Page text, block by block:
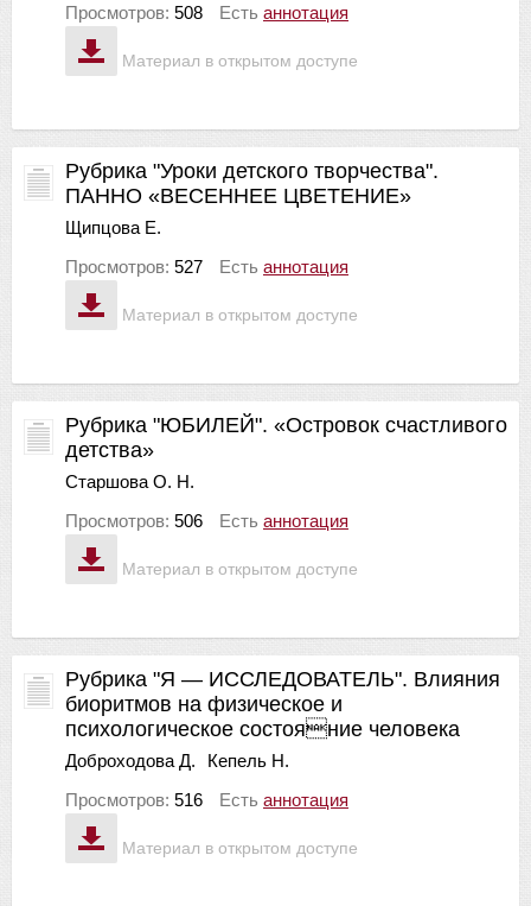
Материал в открытом доступе
Просмотров: 508 Есть аннотация
Материал в открытом доступе
Рубрика "Уроки детского творчества".
ПАННО «ВЕСЕННЕЕ ЦВЕТЕНИЕ»
Щипцова Е.
Просмотров: 527 Есть аннотация
Материал в открытом доступе
Рубрика "ЮБИЛЕЙ". «Островок счастливого
детства»
Старшова О. Н.
Просмотров: 506 Есть аннотация
Материал в открытом доступе
Рубрика "Я — ИССЛЕДОВАТЕЛЬ". Влияния
биоритмов на физическое и
психологическое состояние человека
Доброходова Д.
Кепель Н.
Просмотров: 516 Есть аннотация